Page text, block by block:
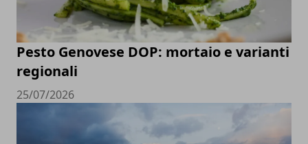
Pesto Genovese DOP: mortaio e varianti
regionali
25/07/2026